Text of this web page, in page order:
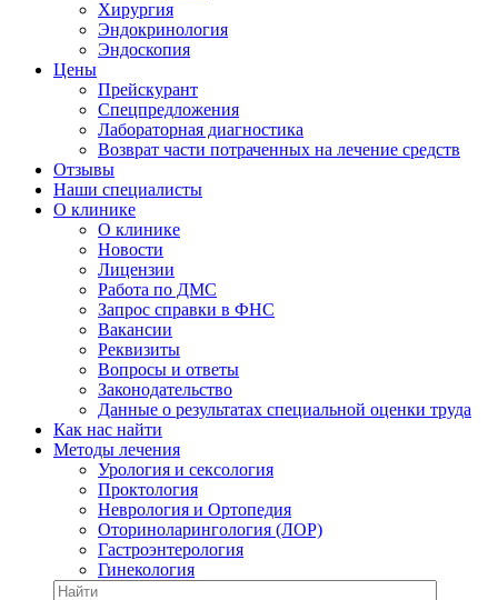
Хирургия
Эндокринология
Эндоскопия
Цены
Прейскурант
Спецпредложения
Лабораторная диагностика
Возврат части потраченных на лечение средств
Отзывы
Наши специалисты
О клинике
О клинике
Новости
Лицензии
Работа по ДМС
Запрос справки в ФНС
Вакансии
Реквизиты
Вопросы и ответы
Законодательство
Данные о результатах специальной оценки труда
Как нас найти
Методы лечения
Урология и сексология
Проктология
Неврология и Ортопедия
Оториноларингология (ЛОР)
Гастроэнтерология
Гинекология